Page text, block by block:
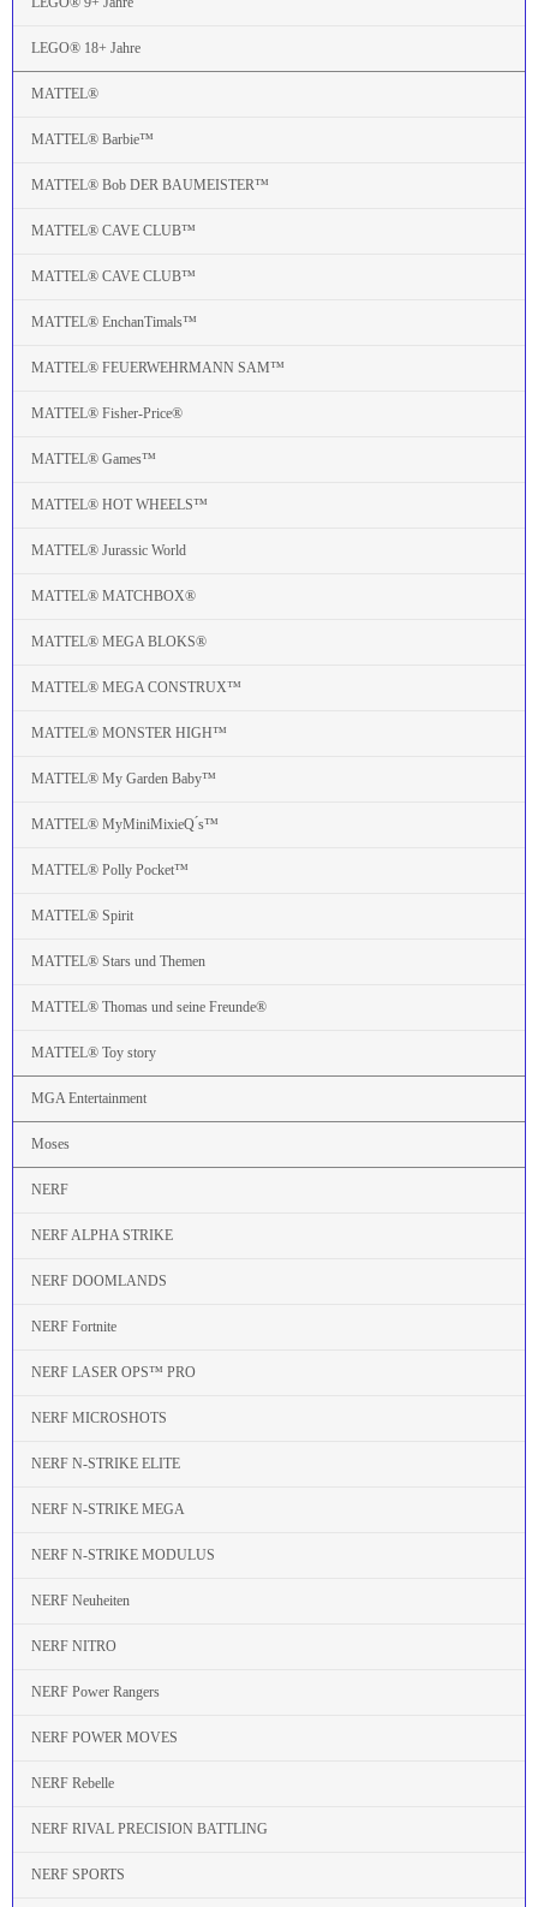
LEGO® 18+ Jahre
MATTEL®
MATTEL® Barbie™
MATTEL® Bob DER BAUMEISTER™
MATTEL® CAVE CLUB™
MATTEL® CAVE CLUB™
MATTEL® EnchanTimals™
MATTEL® FEUERWEHRMANN SAM™
MATTEL® Fisher-Price®
MATTEL® Games™
MATTEL® HOT WHEELS™
MATTEL® Jurassic World
MATTEL® MATCHBOX®
MATTEL® MEGA BLOKS®
MATTEL® MEGA CONSTRUX™
MATTEL® MONSTER HIGH™
MATTEL® My Garden Baby™
MATTEL® MyMiniMixieQ ́s™
MATTEL® Polly Pocket™
MATTEL® Spirit
MATTEL® Stars und Themen
MATTEL® Thomas und seine Freunde®
MATTEL® Toy story
MGA Entertainment
Moses
NERF
NERF ALPHA STRIKE
NERF DOOMLANDS
NERF Fortnite
NERF LASER OPS™ PRO
NERF MICROSHOTS
NERF N-STRIKE ELITE
NERF N-STRIKE MEGA
NERF N-STRIKE MODULUS
NERF Neuheiten
NERF NITRO
NERF Power Rangers
NERF POWER MOVES
NERF Rebelle
NERF RIVAL PRECISION BATTLING
NERF SPORTS